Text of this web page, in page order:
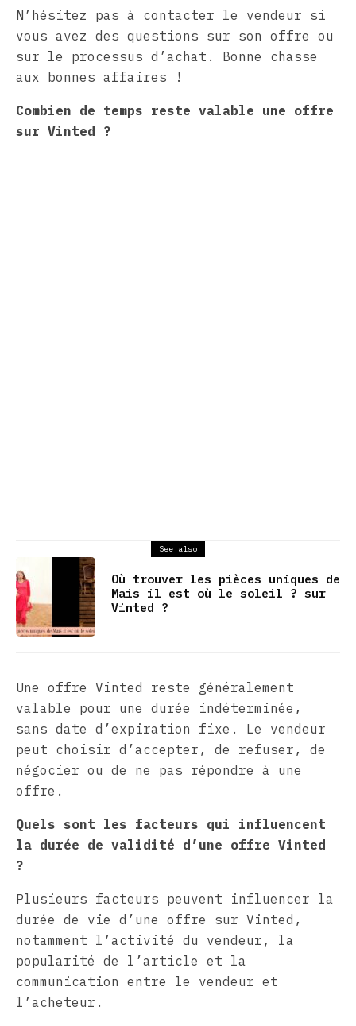
N’hésitez pas à contacter le vendeur si
vous avez des questions sur son offre ou
sur le processus d’achat. Bonne chasse
aux bonnes affaires !
Combien de temps reste valable une offre
sur Vinted ?
See also
Où trouver les pièces uniques de
Mais il est où le soleil ? sur
Vinted ?
Une offre Vinted reste généralement
valable pour une durée indéterminée,
sans date d’expiration fixe. Le vendeur
peut choisir d’accepter, de refuser, de
négocier ou de ne pas répondre à une
offre.
Quels sont les facteurs qui influencent
la durée de validité d’une offre Vinted
?
Plusieurs facteurs peuvent influencer la
durée de vie d’une offre sur Vinted,
notamment l’activité du vendeur, la
popularité de l’article et la
communication entre le vendeur et
l’acheteur.